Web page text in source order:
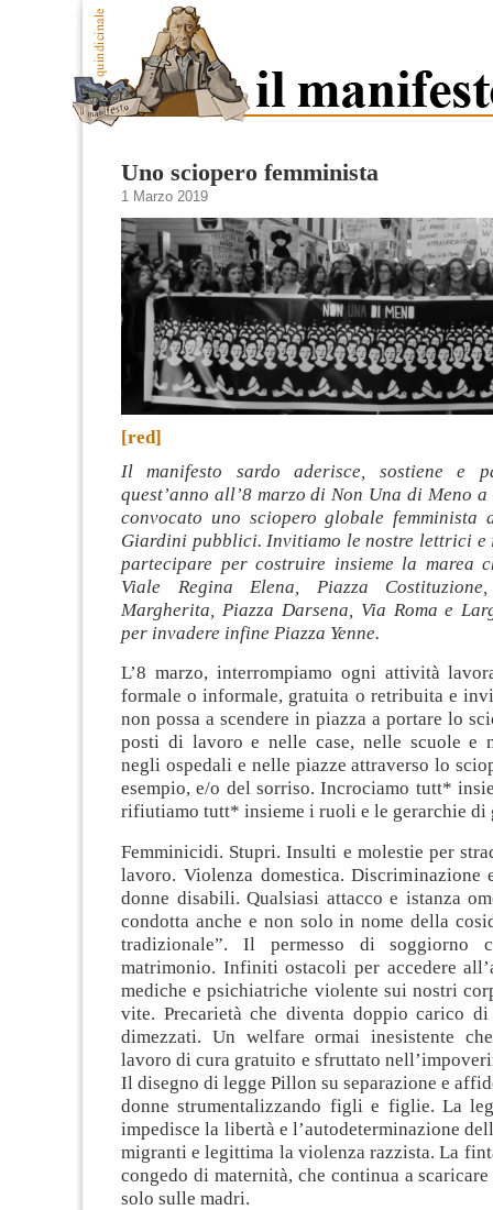
Uno sciopero femminista
1 Marzo 2019
[red]
Il manifesto sardo aderisce, sostiene e
quest’anno all’8 marzo di Non Una di Meno
convocato uno sciopero globale femminista
Giardini pubblici. Invitiamo le nostre lettrici
partecipare per costruire insieme la marea
Viale Regina Elena, Piazza
Margherita, Piazza Darsena, Via Roma e
per invadere infine Piazza Yenne.
L’8 marzo, interrompiamo ogni attività
formale o informale, gratuita o retribuita e
non possa a scendere in piazza a portare lo
posti di lavoro e nelle case, nelle scuole e
negli ospedali e nelle piazze attraverso lo
esempio, e/o del sorriso. Incrociamo tutt*
rifiutiamo tutt* insieme i ruoli e le gerarchie di
Femminicidi. Stupri. Insulti e molestie per
lavoro. Violenza domestica. Discriminazione
donne disabili. Qualsiasi attacco e istanza
condotta anche e non solo in nome della
tradizionale”. Il permesso di soggiorno
matrimonio. Infiniti ostacoli per accedere
mediche e psichiatriche violente sui nostri
vite. Precarietà che diventa doppio carico
dimezzati. Un welfare ormai inesistente
lavoro di cura gratuito e sfruttato
Il disegno di legge Pillon su separazione e
donne strumentalizzando figli e figlie. La
impedisce la libertà e l’autodeterminazione
migranti e legittima la violenza razzista. La
congedo di maternità, che continua a
solo sulle madri.